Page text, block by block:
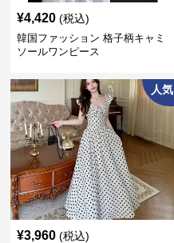
¥4,420 (税込)
韓国ファッション 格子柄キャミ
ソールワンピース
人気
¥3,960 (税込)